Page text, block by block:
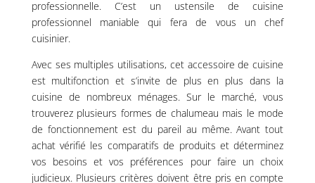
professionnelle. C’est un ustensile de cuisine
professionnel maniable qui fera de vous un chef
cuisinier.
Avec ses multiples utilisations, cet accessoire de cuisine
est multifonction et s’invite de plus en plus dans la
cuisine de nombreux ménages. Sur le marché, vous
trouverez plusieurs formes de chalumeau mais le mode
de fonctionnement est du pareil au même. Avant tout
achat vérifié les comparatifs de produits et déterminez
vos besoins et vos préférences pour faire un choix
judicieux. Plusieurs critères doivent être pris en compte